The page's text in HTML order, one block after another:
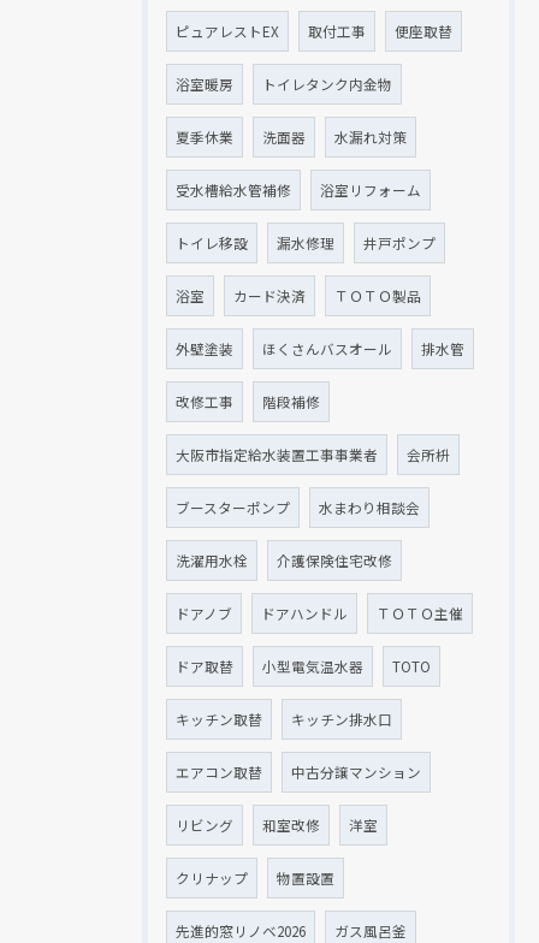
ピュアレストEX 取付工事 便座取替
浴室暖房 トイレタンク内金物
夏季休業 洗面器 水漏れ対策
受水槽給水管補修 浴室リフォーム
トイレ移設 漏水修理 井戸ポンプ
浴室 カード決済 ＴＯＴＯ製品
外壁塗装 ほくさんバスオール 排水管
改修工事 階段補修
大阪市指定給水装置工事事業者 会所枡
ブースターポンプ 水まわり相談会
洗濯用水栓 介護保険住宅改修
ドアノブ ドアハンドル ＴＯＴＯ主催
ドア取替 小型電気温水器 TOTO
キッチン取替 キッチン排水口
エアコン取替 中古分譲マンション
リビング 和室改修 洋室
クリナップ 物置設置
先進的窓リノベ2026 ガス風呂釜